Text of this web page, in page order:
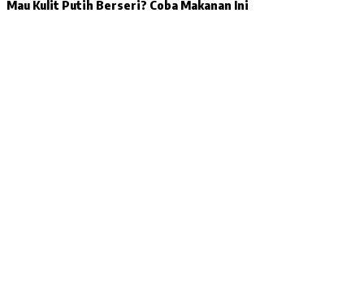
Mau Kulit Putih Berseri? Coba Makanan Ini